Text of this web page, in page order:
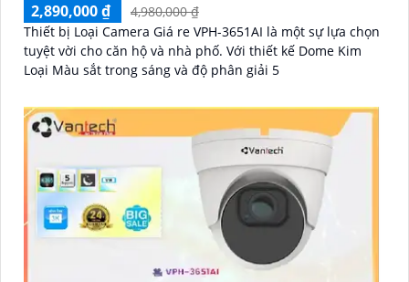
2,890,000 ₫
4,980,000 ₫
Thiết bị Loại Camera Giá re VPH-3651AI là một sự lựa chọn
tuyệt vời cho căn hộ và nhà phố. Với thiết kế Dome Kim
Loại Màu sắt trong sáng và độ phân giải 5